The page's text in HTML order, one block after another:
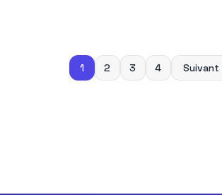
des
1 2 3 4 Suivant